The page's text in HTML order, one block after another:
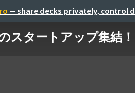
— share decks privately, control
スタートアップ集結